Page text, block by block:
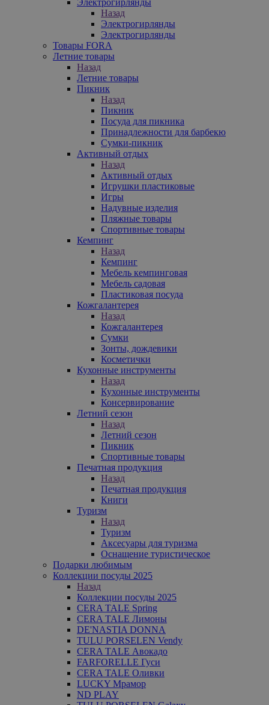
Назад
Электрогирлянды
Электрогирлянды
Товары FORA
Летние товары
Назад
Летние товары
Пикник
Назад
Пикник
Посуда для пикника
Принадлежности для барбекю
Сумки-пикник
Активный отдых
Назад
Активный отдых
Игрушки пластиковые
Игры
Надувные изделия
Пляжные товары
Спортивные товары
Кемпинг
Назад
Кемпинг
Мебель кемпинговая
Мебель садовая
Пластиковая посуда
Кожгалантерея
Назад
Кожгалантерея
Сумки
Зонты, дождевики
Косметички
Кухонные инструменты
Назад
Кухонные инструменты
Консервирование
Летний сезон
Назад
Летний сезон
Пикник
Спортивные товары
Печатная продукция
Назад
Печатная продукция
Книги
Туризм
Назад
Туризм
Аксесуары для туризма
Оснащение туристическое
Подарки любимым
Коллекции посуды 2025
Назад
Коллекции посуды 2025
CERA TALE Spring
CERA TALE Лимоны
DE'NASTIA DONNA
TULU PORSELEN Vendy
CERA TALE Авокадо
FARFORELLE Гуси
CERA TALE Оливки
LUCKY Мрамор
ND PLAY